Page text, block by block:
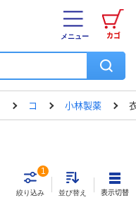
カゴ
メニュー
コ 小林製薬
絞り込み
1
並び替え 表示切替